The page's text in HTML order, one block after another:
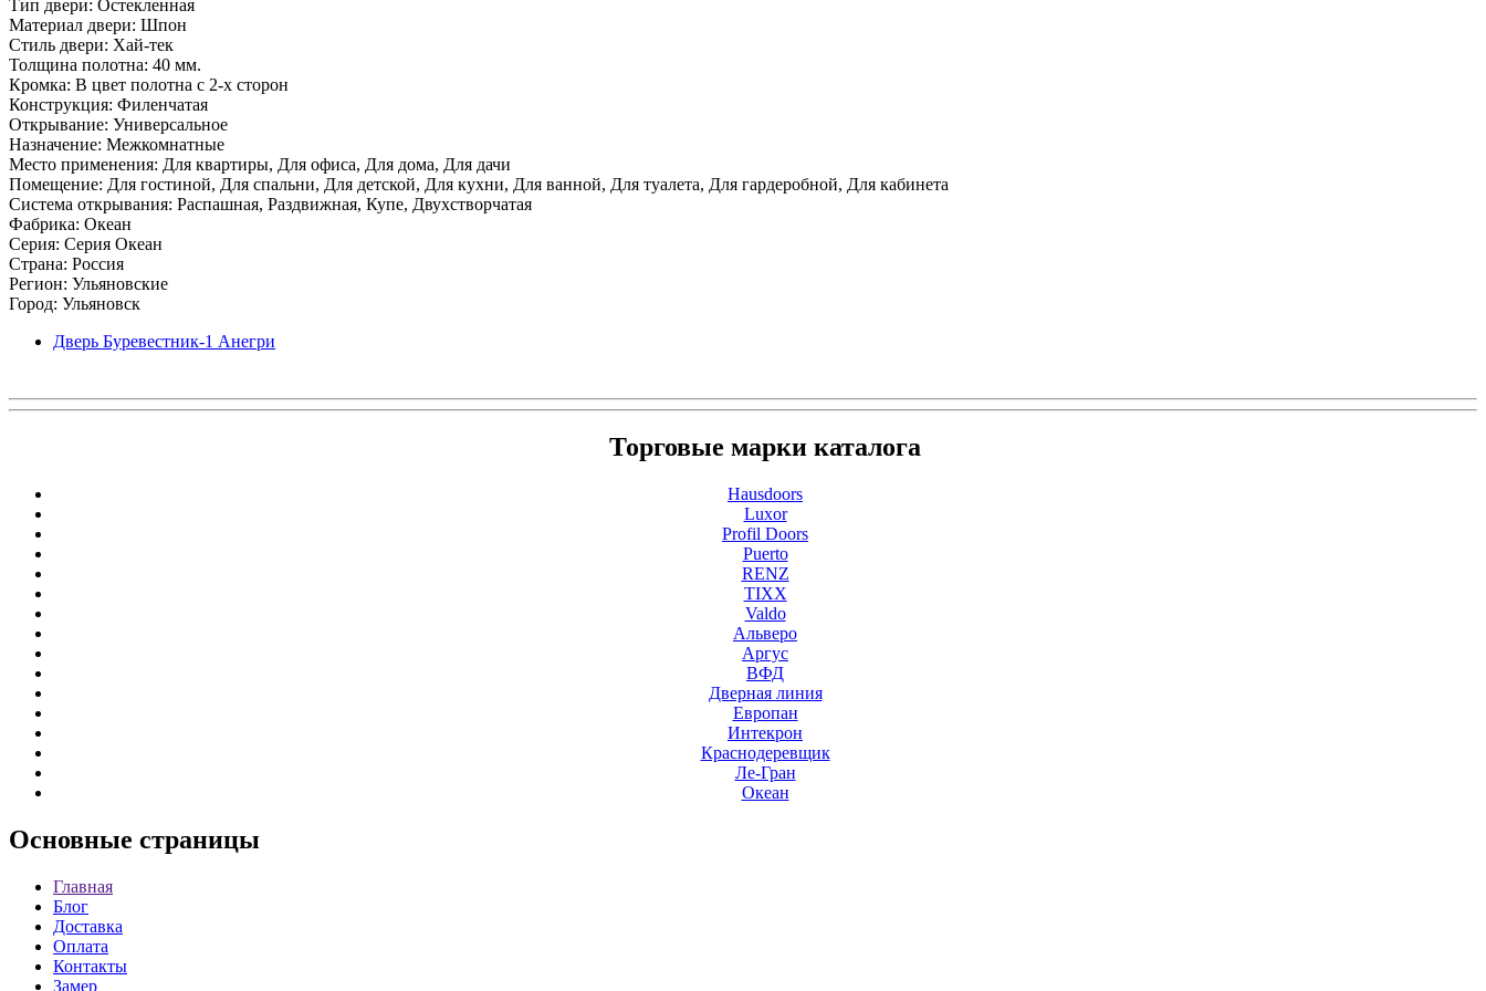
Тип двери: Остекленная
Материал двери: Шпон
Стиль двери: Хай-тек
Толщина полотна: 40 мм.
Кромка: В цвет полотна с 2-х сторон
Конструкция: Филенчатая
Открывание: Универсальное
Назначение: Межкомнатные
Место применения: Для квартиры, Для офиса, Для дома, Для дачи
Помещение: Для гостиной, Для спальни, Для детской, Для кухни, Для ванной, Для туалета, Для гардеробной, Для кабинета
Система открывания: Распашная, Раздвижная, Купе, Двухстворчатая
Фабрика: Океан
Серия: Серия Океан
Страна: Россия
Регион: Ульяновские
Город: Ульяновск
Дверь Буревестник-1 Анегри
Торговые марки каталога
Hausdoors
Luxor
Profil Doors
Puerto
RENZ
TIXX
Valdo
Альверо
Аргус
ВФД
Дверная линия
Европан
Интекрон
Краснодеревщик
Ле-Гран
Океан
Основные страницы
Главная
Блог
Доставка
Оплата
Контакты
Замер